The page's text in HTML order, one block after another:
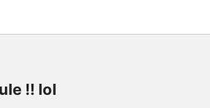
!! lol